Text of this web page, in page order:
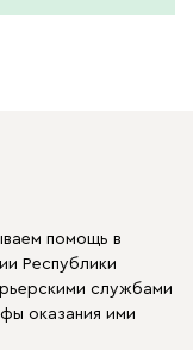
помощь в
Республики
службами
оказания ими